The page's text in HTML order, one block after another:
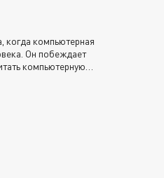
когда компьютерная
Он побеждает
компьютерную